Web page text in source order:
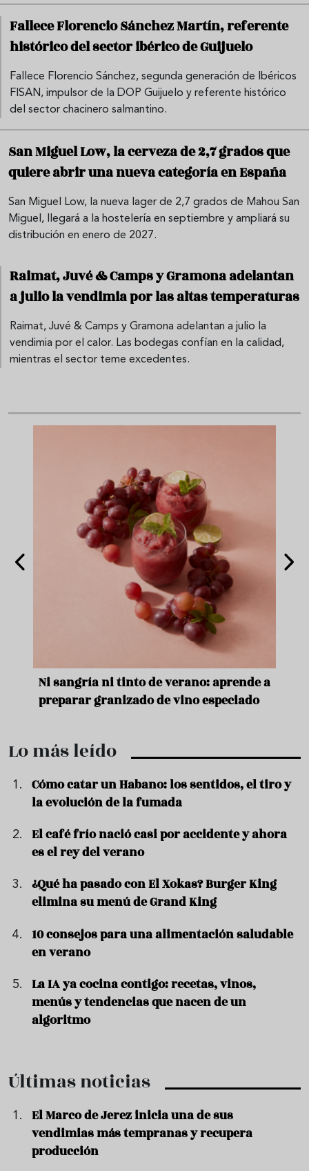
Fallece Florencio Sánchez Martín, referente
histórico del sector ibérico de Guijuelo
Fallece Florencio Sánchez, segunda generación de Ibéricos
FISAN, impulsor de la DOP Guijuelo y referente histórico
del sector chacinero salmantino.
San Miguel Low, la cerveza de 2,7 grados que
quiere abrir una nueva categoría en España
San Miguel Low, la nueva lager de 2,7 grados de Mahou San
Miguel, llegará a la hostelería en septiembre y ampliará su
distribución en enero de 2027.
Raimat, Juvé & Camps y Gramona adelantan
a julio la vendimia por las altas temperaturas
Raimat, Juvé & Camps y Gramona adelantan a julio la
vendimia por el calor. Las bodegas confían en la calidad,
mientras el sector teme excedentes.
Ni sangría ni tinto de verano: aprende a
preparar granizado de vino especiado
Lo más leído
Cómo catar un Habano: los sentidos, el tiro y
la evolución de la fumada
El café frío nació casi por accidente y ahora
es el rey del verano
¿Qué ha pasado con El Xokas? Burger King
elimina su menú de Grand King
10 consejos para una alimentación saludable
en verano
La IA ya cocina contigo: recetas, vinos,
menús y tendencias que nacen de un
algoritmo
Últimas noticias
El Marco de Jerez inicia una de sus
vendimias más tempranas y recupera
producción